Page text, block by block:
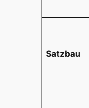
Satzbau